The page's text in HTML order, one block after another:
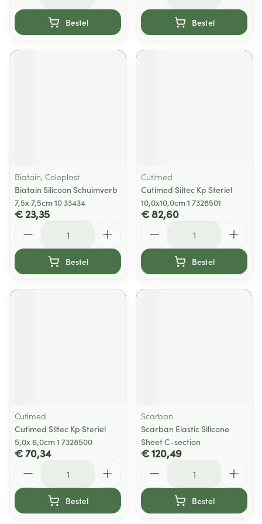
Bestel Bestel
Biatain, Coloplast
Biatain Silicoon Schuimverb
7,5x 7,5cm 10 33434
€ 23,35
Bestel
Cutimed
Cutimed Siltec Kp Steriel
10,0x10,0cm 1 7328501
€ 82,60
Bestel
Cutimed
Cutimed Siltec Kp Steriel
5,0x 6,0cm 1 7328500
€ 70,34
Bestel
Scarban
Scarban Elastic Silicone
Sheet C-section
€ 120,49
Bestel